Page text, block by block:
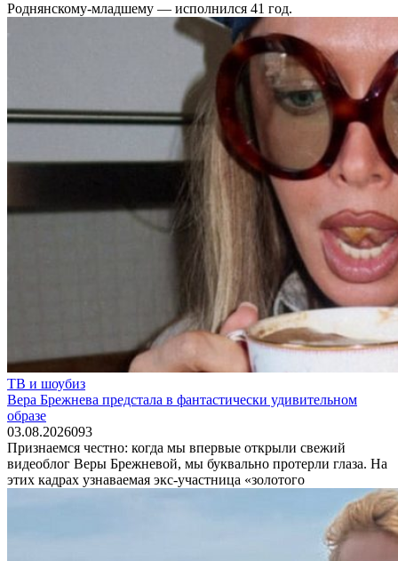
Роднянскому-младшему — исполнился 41 год.
ТВ и шоубиз
Вера Брежнева предстала в фантастически удивительном
образе
03.08.2026093
Признаемся честно: когда мы впервые открыли свежий
видеоблог Веры Брежневой, мы буквально протерли глаза. На
этих кадрах узнаваемая экс-участница «золотого